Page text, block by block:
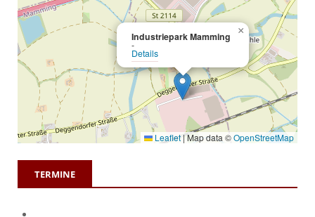
Industriepark Mamming
-
Details
×
Leaflet|Map data ©OpenStreetMap
TERMINE